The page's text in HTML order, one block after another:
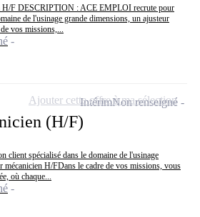
H/F DESCRIPTION : ACE EMPLOI recrute pour
de l'usinage grande dimensions, un ajusteur
vos missions,...
(H/F)
client spécialisé dans le domaine de l'usinage
mécanicien H/FDans le cadre de vos missions, vous
où chaque...
IntérimNon renseigné
Ajouter cette offre à ma sélection